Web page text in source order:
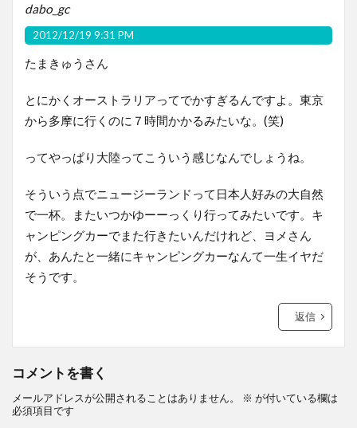
dabo_gc
2012/12/19 9:31 PM
たまきゅうさん
とにかくオーストラリアってでかすぎるんですよ。東京
から多摩に行くのに７時間かかるみたいな。(笑)
ってやっぱり大陸ってこういう感じなんでしょうね。
そういう点でニュージーランドって日本人好みの大自然
で一杯。またいつかゆーーっくり行ってみたいです。キ
ャンピングカーでまた行きたいんだけれど、ヨメさん
が、あんたと一緒にキャンピングカーなんて一生イヤだ
そうです。
返信
コメントを書く
メールアドレスが公開されることはありません。 ※ が付いている欄は
必須項目です